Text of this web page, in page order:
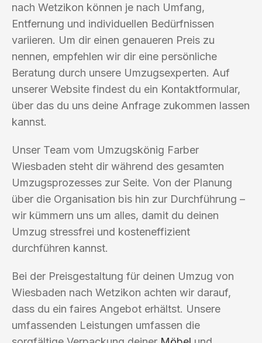
nach Wetzikon können je nach Umfang,
Entfernung und individuellen Bedürfnissen
variieren. Um dir einen genaueren Preis zu
nennen, empfehlen wir dir eine persönliche
Beratung durch unsere Umzugsexperten. Auf
unserer Website findest du ein Kontaktformular,
über das du uns deine Anfrage zukommen lassen
kannst.
Unser Team vom Umzugskönig Farber
Wiesbaden steht dir während des gesamten
Umzugsprozesses zur Seite. Von der Planung
über die Organisation bis hin zur Durchführung –
wir kümmern uns um alles, damit du deinen
Umzug stressfrei und kosteneffizient
durchführen kannst.
Bei der Preisgestaltung für deinen Umzug von
Wiesbaden nach Wetzikon achten wir darauf,
dass du ein faires Angebot erhältst. Unsere
umfassenden Leistungen umfassen die